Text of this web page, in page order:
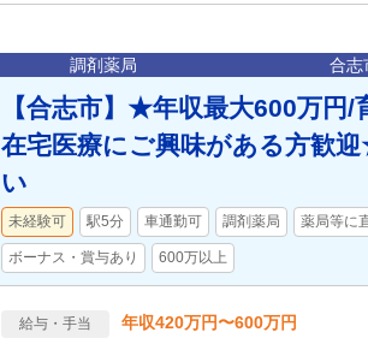
調剤薬局 合志
【合志市】★年収最大600万
在宅医療にご興味がある方歓
い
未経験可 駅5分 車通勤可 調剤薬局 薬局等に
ボーナス・賞与あり 600万以上
給与・手当 年収420万円〜600万円